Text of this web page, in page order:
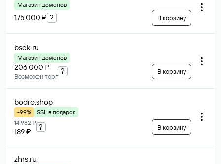
Магазин доменов
175 000 ₽ ? В корзину
bsck.ru
Магазин доменов
206 000 ₽
Возможен торг
? В корзину
bodro.shop
-99%
SSL в подарок
14 982 ₽
189 ₽
? В корзину
zhrs.ru